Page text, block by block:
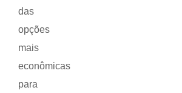
das
opções
mais
econômicas
para